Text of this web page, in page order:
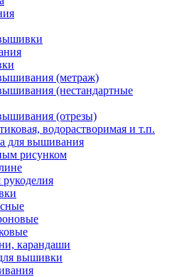
(метраж)
(нестандартные
(отрезы)
водорастворимая и т.п.
для вышивания
рисунком
карандаши
вышивки